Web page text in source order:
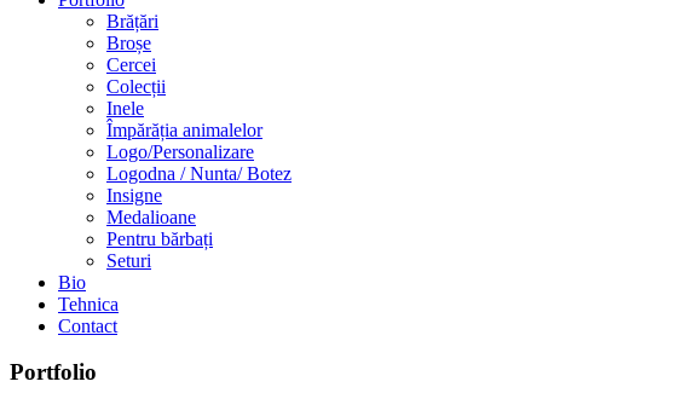
Brățări
Broșe
Cercei
Colecții
Inele
Împărăția animalelor
Logo/Personalizare
Logodna / Nunta/ Botez
Insigne
Medalioane
Pentru bărbați
Seturi
Bio
Tehnica
Contact
Portfolio